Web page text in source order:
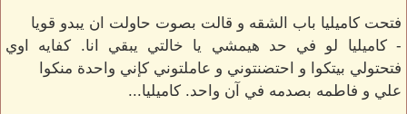
فتحت كاميليا باب الشقه و قالت بصوت حاولت ان يبدو قويا
- كاميليا لو في حد هيمشي يا خالتي يبقي انا. كفايه اوي
فتحتولي بيتكوا و احتضنتوني و عاملتوني كإني واحدة منكوا
علي و فاطمه بصدمه في آن واحد. كاميليا...